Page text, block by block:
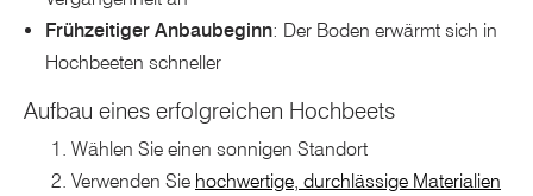
Frühzeitiger Anbaubeginn: Der Boden erwärmt sich in
Hochbeeten schneller
Aufbau eines erfolgreichen Hochbeets
Wählen Sie einen sonnigen Standort
Verwenden Sie hochwertige, durchlässige Materialien